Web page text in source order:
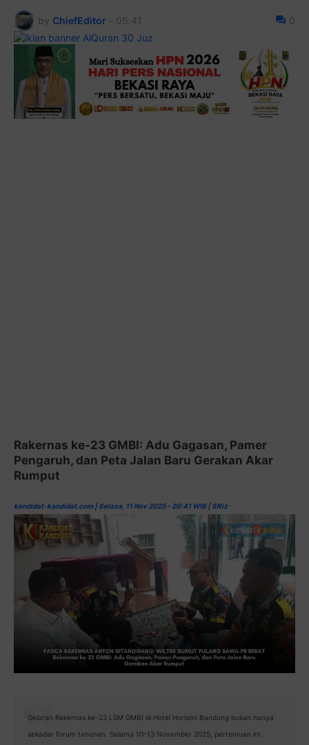
by ChiefEditor - 05.41 0
Rakernas ke-23 GMBI: Adu Gagasan, Pamer
Pengaruh, dan Peta Jalan Baru Gerakan Akar
Rumput
kandidat-kandidat.com | Selasa, 11 Nov 2025 - 20:41 WIB |SRiz
Gelaran Rakernas ke-23 LSM GMBI di Hotel Horison Bandung bukan hanya
sekadar forum tahunan. Selama 10–13 November 2025, pertemuan ini